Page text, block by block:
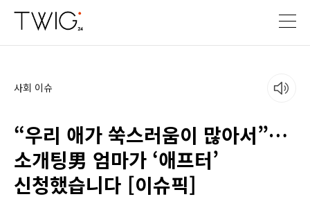
사회 이슈
“우리 애가 쑥스러움이 많아서”…
소개팅男 엄마가 ‘애프터’
신청했습니다 [이슈픽]